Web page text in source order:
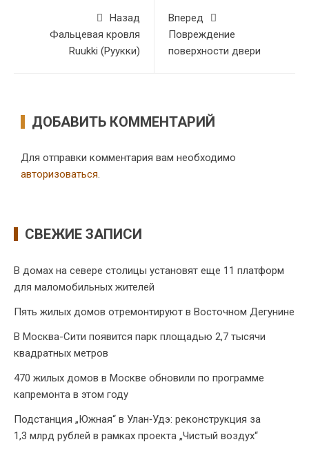
Назад
Фальцевая кровля
Ruukki (Руукки)
Вперед
Повреждение
поверхности двери
ДОБАВИТЬ КОММЕНТАРИЙ
Для отправки комментария вам необходимо
авторизоваться.
СВЕЖИЕ ЗАПИСИ
В домах на севере столицы установят еще 11 платформ
для маломобильных жителей
Пять жилых домов отремонтируют в Восточном Дегунине
В Москва-Сити появится парк площадью 2,7 тысячи
квадратных метров
470 жилых домов в Москве обновили по программе
капремонта в этом году
Подстанция „Южная“ в Улан‑Удэ: реконструкция за
1,3 млрд рублей в рамках проекта „Чистый воздух“